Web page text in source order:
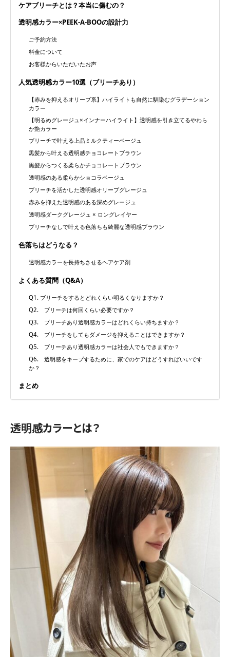
ケアブリーチとは？本当に傷むの？
透明感カラー×PEEK-A-BOOの設計力
ご予約方法
料金について
お客様からいただいたお声
人気透明感カラー10選（ブリーチあり）
【赤みを抑えるオリーブ系】ハイライトも自然に馴染むグラデーション
カラー
【明るめグレージュ×インナーハイライト】透明感を引き立てるやわら
か艶カラー
ブリーチで叶える上品ミルクティーベージュ
黒髪から叶える透明感チョコレートブラウン
黒髪からつくる柔らかチョコレートブラウン
透明感のある柔らかショコラベージュ
ブリーチを活かした透明感オリーブグレージュ
赤みを抑えた透明感のある深めグレージュ
透明感ダークグレージュ × ロングレイヤー
ブリーチなしで叶える色落ちも綺麗な透明感ブラウン
色落ちはどうなる？
透明感カラーを長持ちさせるヘアケア剤
よくある質問（Q&A）
Q1. ブリーチをするとどれくらい明るくなりますか？
Q2. ブリーチは何回くらい必要ですか？
Q3. ブリーチあり透明感カラーはどれくらい持ちますか？
Q4. ブリーチをしてもダメージを抑えることはできますか？
Q5. ブリーチあり透明感カラーは社会人でもできますか？
Q6. 透明感をキープするために、家でのケアはどうすればいいです
か？
まとめ
透明感カラーとは？